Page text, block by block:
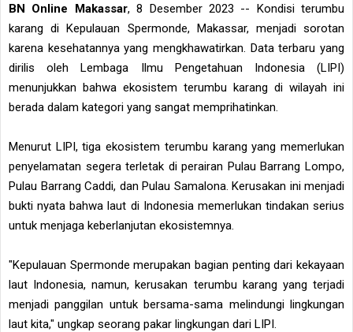
BN Online Makassar, 8 Desember 2023 -- Kondisi terumbu
karang di Kepulauan Spermonde, Makassar, menjadi sorotan
karena kesehatannya yang mengkhawatirkan. Data terbaru yang
dirilis oleh Lembaga Ilmu Pengetahuan Indonesia (LIPI)
menunjukkan bahwa ekosistem terumbu karang di wilayah ini
berada dalam kategori yang sangat memprihatinkan.
Menurut LIPI, tiga ekosistem terumbu karang yang memerlukan
penyelamatan segera terletak di perairan Pulau Barrang Lompo,
Pulau Barrang Caddi, dan Pulau Samalona. Kerusakan ini menjadi
bukti nyata bahwa laut di Indonesia memerlukan tindakan serius
untuk menjaga keberlanjutan ekosistemnya.
"Kepulauan Spermonde merupakan bagian penting dari kekayaan
laut Indonesia, namun, kerusakan terumbu karang yang terjadi
menjadi panggilan untuk bersama-sama melindungi lingkungan
laut kita," ungkap seorang pakar lingkungan dari LIPI.